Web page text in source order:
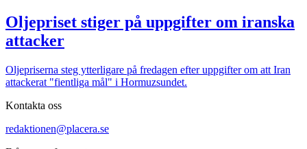
Oljepriset stiger på uppgifter om iranska
attacker
Oljepriserna steg ytterligare på fredagen efter uppgifter om att Iran
attackerat "fientliga mål" i Hormuzsundet.
Kontakta oss
redaktionen@placera.se